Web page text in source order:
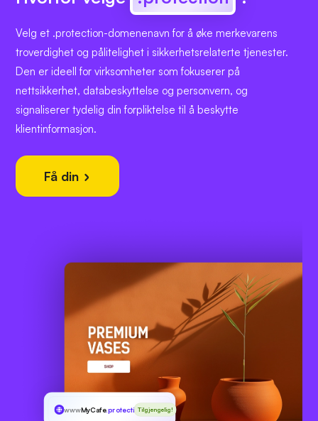
Velg et .protection-domenenavn for å øke merkevarens
troverdighet og pålitelighet i sikkerhetsrelaterte tjenester.
Den er ideell for virksomheter som fokuserer på
nettsikkerhet, databeskyttelse og personvern, og
signaliserer tydelig din forpliktelse til å beskytte
klientinformasjon.
Få din
wwwMyCafe.protectionTilgjengelig!